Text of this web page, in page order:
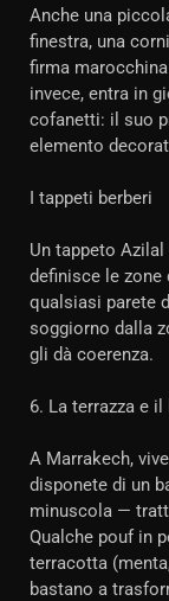
Anche una
finestra, una
firma
invece, entra in
cofanetti: il suo
elemento
I tappeti berberi
Un tappeto
definisce le zone
qualsiasi parete
soggiorno dalla
gli dà coerenza.
6. La terrazza e
A Marrakech,
disponete di un
minuscola —
Qualche pouf in
terracotta
bastano a